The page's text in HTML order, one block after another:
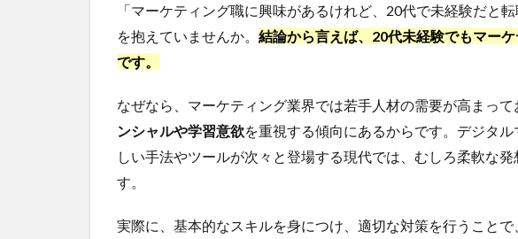
「マーケティング職に興味があるけれど、20代で未経験だと
を抱えていませんか。 結論から言えば、20代未経験でもマー
です。
なぜなら、マーケティング業界では若手人材の需要が高まっ
ンシャルや学習意欲を重視する傾向にあるからです。デジタ
しい手法やツールが次々と登場する現代では、むしろ柔軟な
す。
実際に、基本的なスキルを身につけ、適切な対策を行うこと